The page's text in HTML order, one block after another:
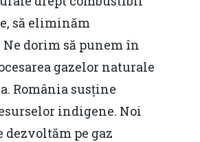
să eliminăm
Ne dorim să punem în
gazelor naturale
România susține
indigene. Noi
dezvoltăm pe gaz